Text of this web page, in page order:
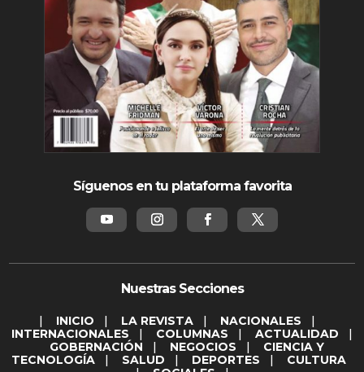
Síguenos en tu plataforma favorita
Nuestras Secciones
| INICIO | LA REVISTA | NACIONALES |
INTERNACIONALES | COLUMNAS | ACTUALIDAD |
GOBERNACIÓN | NEGOCIOS | CIENCIA Y
TECNOLOGÍA | SALUD | DEPORTES | CULTURA